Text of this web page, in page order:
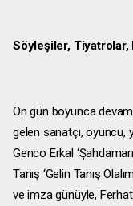
Söyleşiler,
On gün boyunca
gelen sanatçı, oyuncu,
Genco Erkal
Tanış ‘Gelin Tanış
ve imza günüyle,